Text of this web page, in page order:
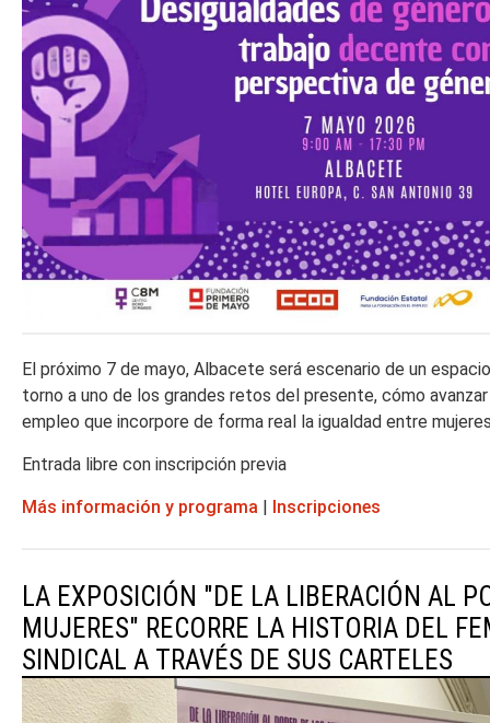
El próximo 7 de mayo, Albacete será escenario de un
torno a uno de los grandes retos del presente, cómo
empleo que incorpore de forma real la igualdad entre
Entrada libre con inscripción previa
Más información y programa | Inscripciones
LA EXPOSICIÓN "DE LA LIBERACIÓN AL
MUJERES" RECORRE LA HISTORIA DEL
SINDICAL A TRAVÉS DE SUS CARTELES